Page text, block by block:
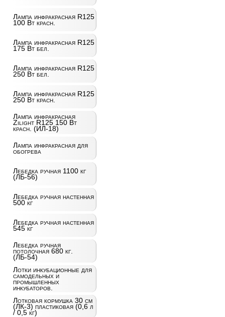
Лампа инфракрасная R125
100 Вт красн.
Лампа инфракрасная R125
175 Вт бел.
Лампа инфракрасная R125
250 Вт бел.
Лампа инфракрасная R125
250 Вт красн.
Лампа инфракрасная
Zilight R125 150 Вт
красн. (ИЛ-18)
Лампа инфракрасная для
обогрева
Лебедка ручная 1100 кг
(ЛБ-56)
Лебедка ручная настенная
500 кг
Лебедка ручная настенная
545 кг
Лебедка ручная
потолочная 680 кг.
(ЛБ-54)
Лотки инкубационные для
самодельных и
промышленных
инкубаторов.
Лотковая кормушка 30 см
(ЛК-3) пластиковая (0,6 л
/ 0,5 кг)